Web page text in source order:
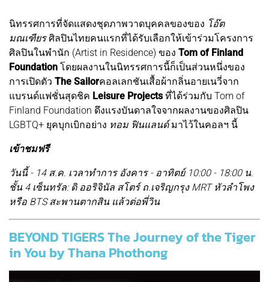
นิทรรศการที่จัดแสดงชุดภาพวาดบุคคลของของ โอ๊ต
มณเฑียรศิลปินไทยคนแรกที่ได้รับเลือกให้เข้าร่วมโครงการ
ศิลปินในพำนัก (Artist in Residence) ของ Tom of Finland
Foundation โดยผลงานในนิทรรศการนี้ก็เป็นส่วนหนึ่งของ
การเปิดตัว The Sailorคอลเลกชันเสื้อผ้ากลิ่นอายเนวี่จาก
แบรนด์แฟชั่นสุดชิค Leisure Projectsที่ได้ร่วมกับ Tom of
Finland Foundation ดึงแรงบันดาลใจจากผลงานของศิลปิน
LGBTQ+ ยุคบุกเบิกอย่าง ทอม ฟินแลนด์มาไว้ในคอลฯ นี้
เข้าชมฟรี
วันนี้ - 14 ส.ค. เวลาทำการ อังคาร - อาทิตย์ 10:00 - 18:00 น.
ชั้น 4 เซ็นทรัล: ดิ ออริจินัล สโตร์ ถ.เจริญกรุง MRT หัวลำโพง
หรือ BTS สะพานตากสิน แล้วต่อพี่วิน
BEYOND TIGERS The Journey of the Tiger
in You by Thana Phothong